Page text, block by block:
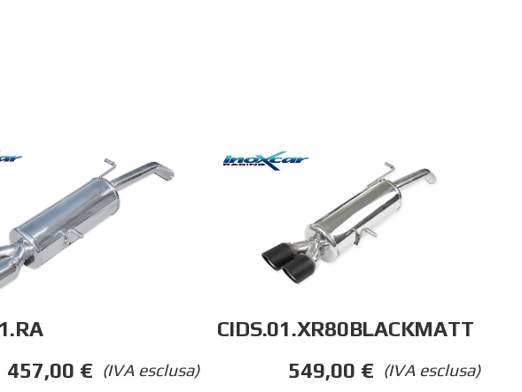
(IVA esclusa)
457,00 €
CIDS.01.XR80BLACKMATT
(IVA esclusa)
549,00 €